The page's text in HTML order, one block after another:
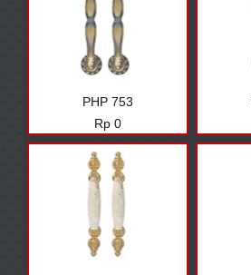
PHP 753
Harga
Rp 0